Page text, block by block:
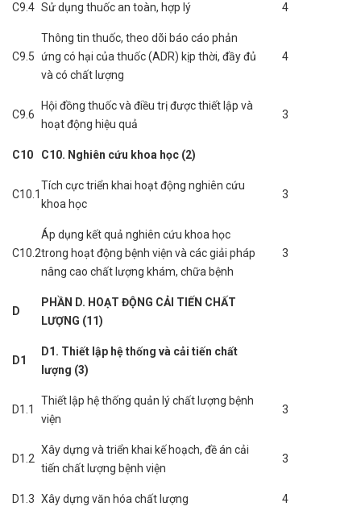
C9.4 Sử dụng thuốc an toàn, hợp lý 4
C9.5
Thông tin thuốc, theo dõi báo cáo phản
ứng có hại của thuốc (ADR) kịp thời, đầy đủ
và có chất lượng
4
C9.6
Hội đồng thuốc và điều trị được thiết lập và
hoạt động hiệu quả
3
C10 C10. Nghiên cứu khoa học (2)
C10.1
Tích cực triển khai hoạt động nghiên cứu
khoa học
3
C10.2
Áp dụng kết quả nghiên cứu khoa học
trong hoạt động bệnh viện và các giải pháp
nâng cao chất lượng khám, chữa bệnh
3
D
PHẦN D. HOẠT ĐỘNG CẢI TIẾN CHẤT
LƯỢNG (11)
D1
D1. Thiết lập hệ thống và cải tiến chất
lượng (3)
D1.1
Thiết lập hệ thống quản lý chất lượng bệnh
viện
3
D1.2
Xây dựng và triển khai kế hoạch, đề án cải
tiến chất lượng bệnh viện
3
D1.3 Xây dựng văn hóa chất lượng 4